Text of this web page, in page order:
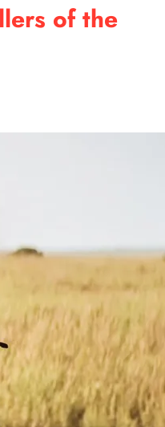
of the